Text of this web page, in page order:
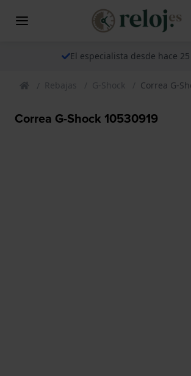
El especialista desde hace
Rebajas G-Shock Correa G-
Correa G-Shock 10530919